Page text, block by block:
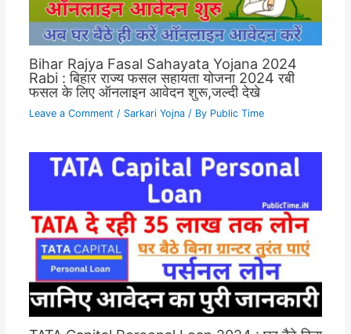
Bihar Rajya Fasal Sahayata Yojana 2024
Rabi : बिहार राज्य फसल सहायता योजना 2024 रबी
फसल के लिए ऑनलाइन आवेदन शुरू,जल्दी देखे
Leave a Comment / Sarkari Yojna/ By Public Time